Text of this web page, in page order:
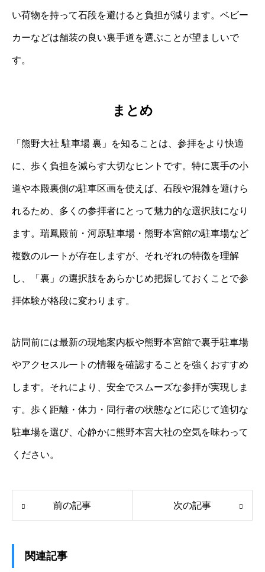
い荷物を持って石段を避けると負担が減ります。ベビー
カーなどは舗装の良い裏手道を選ぶことが望ましいで
す。
まとめ
「熊野大社 駐車場 裏」を知ることは、参拝をより快適
に、歩く負担を減らす大切なヒントです。特に裏手の小
道や本殿裏側の駐車区画を使えば、石段や混雑を避けら
れるため、多くの参拝者にとって魅力的な選択肢になり
ます。瑞鳳殿前・河原駐車場・熊野本宮館の駐車場など
複数のルートが存在しますが、それぞれの特徴を理解
し、「裏」の選択肢をあらかじめ把握しておくことで参
拝体験が格段に変わります。
訪問前には最新の現地案内板や熊野本宮館で裏手駐車場
やアクセスルートの情報を確認することを強くおすすめ
します。それにより、安全でスムーズな参拝が実現しま
す。歩く距離・体力・同行者の状態などに応じて適切な
駐車場を選び、心静かに熊野本宮大社の空気を味わって
ください。
前の記事 次の記事
関連記事